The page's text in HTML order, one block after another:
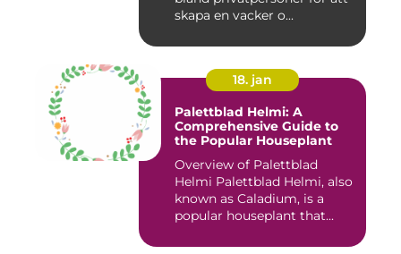
skapa en vacker o...
18. jan
Palettblad Helmi: A
Comprehensive Guide to
the Popular Houseplant
Overview of Palettblad
Helmi Palettblad Helmi, also
known as Caladium, is a
popular houseplant that...